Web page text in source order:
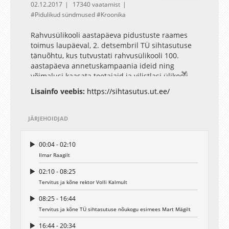
02.12.2017
17340 vaatamist
Pidulikud sündmused
Kroonika
Rahvusülikooli aastapäeva pidustuste raames
toimus laupäeval, 2. detsembril TÜ sihtasutuse
tänuõhtu, kus tutvustati rahvusülikooli 100.
aastapäeva annetuskampaania ideid ning
võimalusi kaasata toetajaid ja vilistlasi ülikooli
arengut puudutavatesse küsimustesse. Ülikooli
rektor professor Volli Kalm tõdes oma avakõnes,
aluse kultuuri muutmisele, kuid võrreldes
nõunik Urmo Kübar nõustus, et kui täna annetab
Eestis vaid üks inimene viiest, on meil
potentsiaali panustada oluliselt rohkem. TÜ
vilistlane ja Eesti ühe suurima
mobiiliarendusettevõtte Mooncascade
kaasasutaja Priit Salumaa lisas, et ühisrahastuse
arendamisel ülikoolis on ka suur turunduslik
potentsiaal. "Me ei peaks raha koguma vaid
Lisainfo veebis: https://sihtasutus.ut.ee/
JÄRJEHOIDJAD
00:04 - 02:10
Ilmar Raagilt
02:10 - 08:25
Tervitus ja kõne rektor Volli Kalmult
08:25 - 16:44
Tervitus ja kõne TÜ sihtasutuse nõukogu esimees Mart Mägilt
16:44 - 20:34